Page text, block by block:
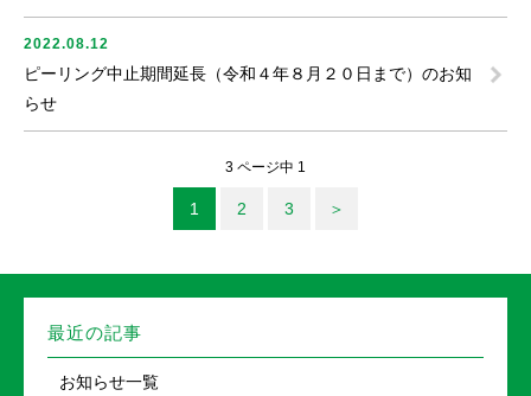
2022.08.12
ピーリング中止期間延長（令和４年８月２０日まで）のお知
らせ
3 ページ中 1
1 2 3 ＞
最近の記事
お知らせ一覧